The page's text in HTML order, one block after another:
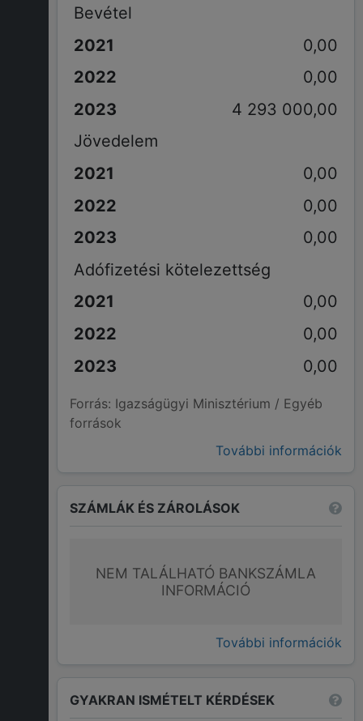
Bevétel
0,00
0,00
4 293 000,00
Jövedelem
0,00
0,00
0,00
Adófizetési kötelezettség
0,00
0,00
0,00
Forrás: Igazságügyi Minisztérium / Egyéb
források
További információk
SZÁMLÁK ÉS ZÁROLÁSOK
NEM TALÁLHATÓ BANKSZÁMLA
INFORMÁCIÓ
További információk
GYAKRAN ISMÉTELT KÉRDÉSEK